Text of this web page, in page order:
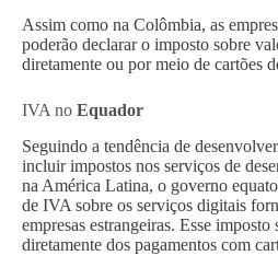
Assim como na Colômbia, as
poderão declarar o imposto sobre
diretamente ou por meio de cartões
IVA no Equador
Seguindo a tendência de
incluir impostos nos serviços de
na América Latina, o governo
de IVA sobre os serviços digitais
empresas estrangeiras. Esse imposto
diretamente dos pagamentos com